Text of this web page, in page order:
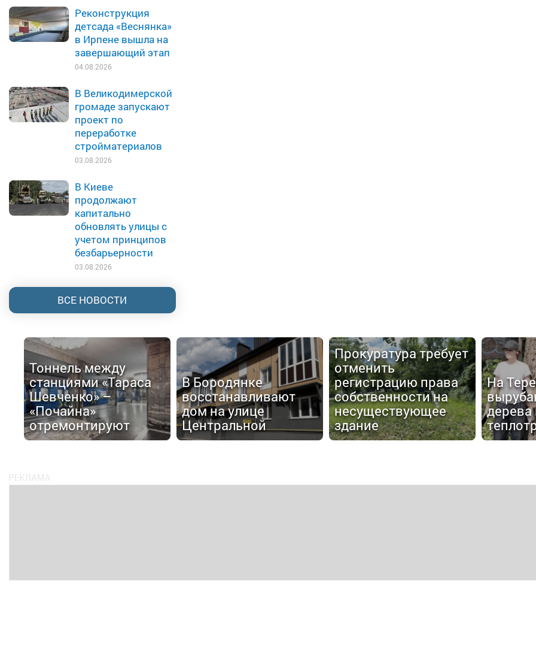
Реконструкция
детсада «Веснянка»
в Ирпене вышла на
завершающий этап
04.08.2026
В Великодимерской
громаде запускают
проект по
переработке
стройматериалов
03.08.2026
В Киеве
продолжают
капитально
обновлять улицы с
учетом принципов
безбарьерности
03.08.2026
ВСЕ НОВОСТИ
Тоннель между
станциями «Тараса
Шевченко» –
«Почайна»
отремонтируют
В Бородянке
восстанавливают
дом на улице
Центральной
Прокуратура требует
отменить
регистрацию права
собственности на
несуществующее
здание
На
дерева